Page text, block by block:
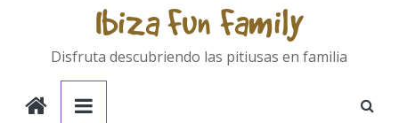
Ibiza Fun Family
Disfruta descubriendo las pitiusas en familia